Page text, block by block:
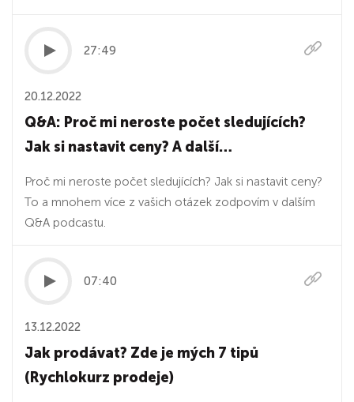
27:49
20.12.2022
Q&A: Proč mi neroste počet sledujících?
Jak si nastavit ceny? A další…
Proč mi neroste počet sledujících? Jak si nastavit ceny?
To a mnohem více z vašich otázek zodpovím v dalším
Q&A podcastu.
07:40
13.12.2022
Jak prodávat? Zde je mých 7 tipů
(Rychlokurz prodeje)